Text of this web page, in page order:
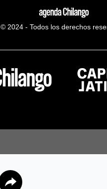
© 2024 - Todos los derechos